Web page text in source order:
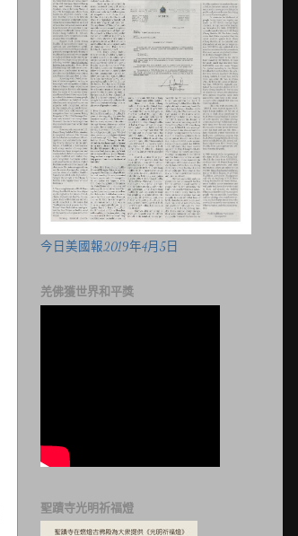
今日美國報2019年4月5日
羌佛獲世界和平獎
聖蹟寺光明祈福燈